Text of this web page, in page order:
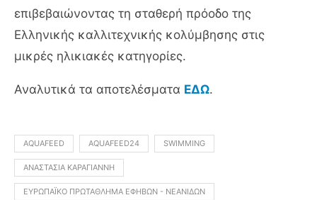
επιβεβαιώνοντας τη σταθερή πρόοδο της
Ελληνικής καλλιτεχνικής κολύμβησης στις
μικρές ηλικιακές κατηγορίες.
Αναλυτικά τα αποτελέσματα ΕΔΩ.
AQUAFEED AQUAFEED24 SWIMMING
ΑΝΑΣΤΑΣΊΑ ΚΑΡΑΓΙΆΝΝΗ
ΕΥΡΩΠΑΪΚΌ ΠΡΩΤΆΘΛΗΜΑ ΕΦΉΒΩΝ - ΝΕΑΝΊΔΩΝ